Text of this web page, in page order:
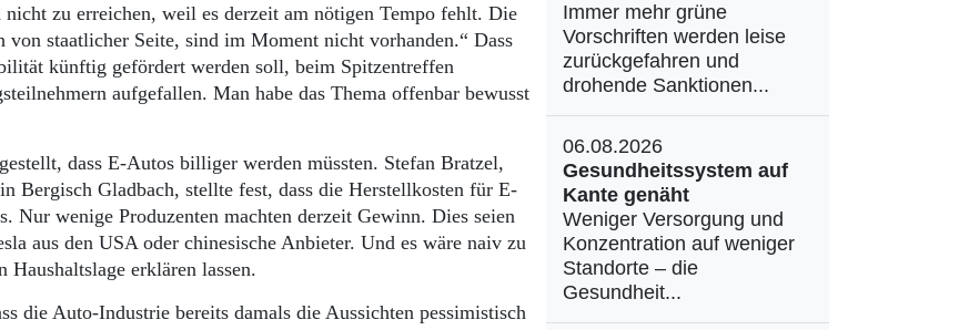
zu erreichen, weil es derzeit am nötigen Tempo fehlt. Die
staatlicher Seite, sind im Moment nicht vorhanden.“ Dass
künftig gefördert werden soll, beim Spitzentreffen
aufgefallen. Man habe das Thema offenbar bewusst
dass E-Autos billiger werden müssten. Stefan Bratzel,
Bergisch Gladbach, stellte fest, dass die Herstellkosten für E-
Nur wenige Produzenten machten derzeit Gewinn. Dies seien
aus den USA oder chinesische Anbieter. Und es wäre naiv zu
erklären lassen.
die Auto-Industrie bereits damals die Aussichten pessimistisch
Immer mehr grüne
Vorschriften werden leise
zurückgefahren und
drohende Sanktionen...
06.08.2026
Gesundheitssystem auf
Kante genäht
Weniger Versorgung und
Konzentration auf weniger
Standorte – die
Gesundheit...